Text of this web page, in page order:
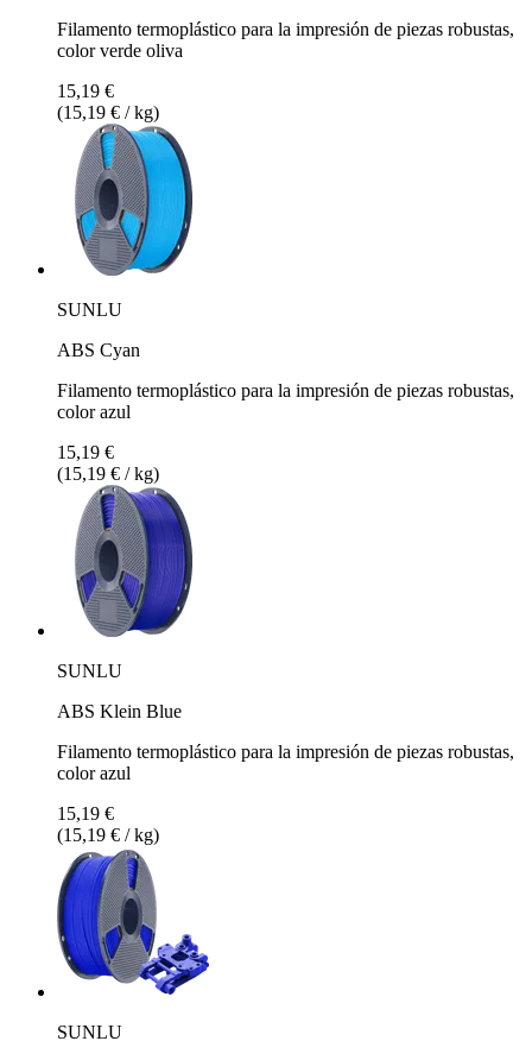
Filamento termoplástico para la impresión de piezas robustas,
color verde oliva
15,19 €
(15,19 € / kg)
SUNLU
ABS Cyan
Filamento termoplástico para la impresión de piezas robustas,
color azul
15,19 €
(15,19 € / kg)
SUNLU
ABS Klein Blue
Filamento termoplástico para la impresión de piezas robustas,
color azul
15,19 €
(15,19 € / kg)
SUNLU